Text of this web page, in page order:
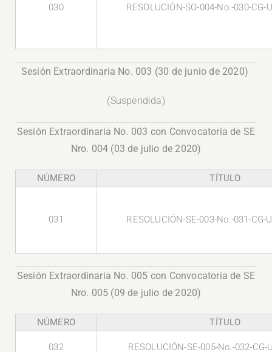
030 RESOLUCIÓN-SO-004-No.-030-CG-
Sesión Extraordinaria No. 003 (30 de junio de 2020)
(Suspendida)
Sesión Extraordinaria No. 003 con Convocatoria de SE
Nro. 004 (03 de julio de 2020)
NÚMERO TÍTULO
031 RESOLUCIÓN-SE-003-No.-031-CG-
Sesión Extraordinaria No. 005 con Convocatoria de SE
Nro. 005 (09 de julio de 2020)
NÚMERO TÍTULO
032 RESOLUCIÓN-SE-005-No.-032-CG-